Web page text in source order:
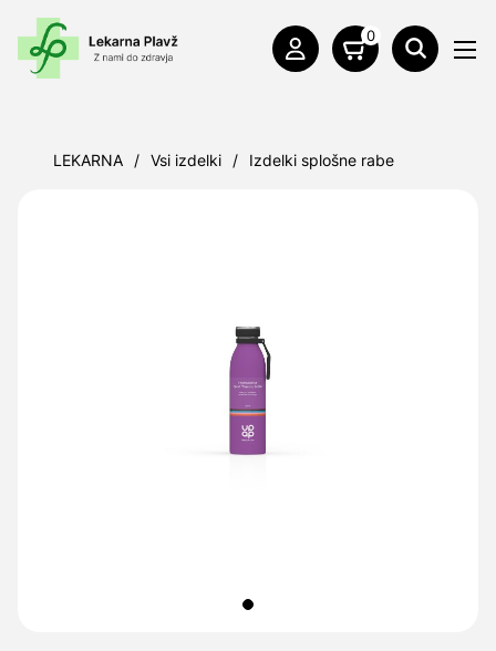
0
LEKARNA / Vsi izdelki / Izdelki splošne rabe